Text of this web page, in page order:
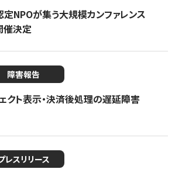
定NPOが集う大規模カンファレンス
催決定
障害報告
クト表示・決済後処理の遅延障害
レスリリース